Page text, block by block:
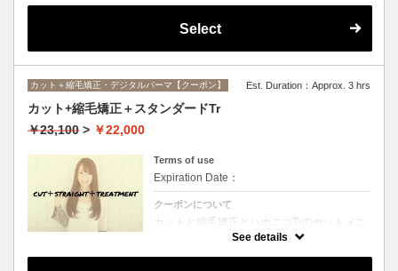
Select
カット＋縮毛矯正・デジタルパーマ【クーポン】 Est. Duration：Approx. 3 hrs
カット+縮毛矯正＋スタンダードTr
￥23,100 > ￥22,000
Terms of use
Expiration Date：
クーポンについて
カットと縮毛矯正とハホニコTrのセットメニ
ュー。髪質や状態に合わせて薬剤選定致しま
See details